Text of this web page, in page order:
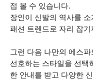
접 볼 수 있습니다.
장인이 신발의 역사를
패션 트렌드로 자리 잡
그런 다음 나만의 에스
선호하는 스타일을 선택
한 안내를 받고 다양한